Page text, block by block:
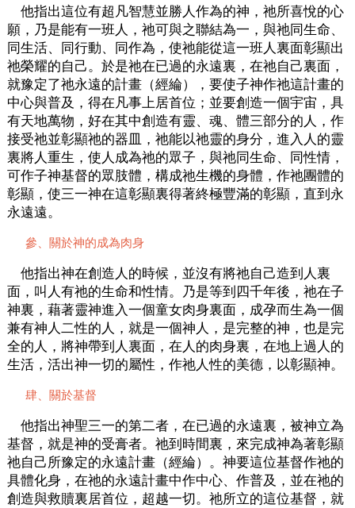
他指出這位有超凡智慧並勝人作為的神，祂所喜悅的心
願，乃是能有一班人，祂可與之聯結為一，與祂同生命、
同生活、同行動、同作為，使祂能從這一班人裏面彰顯出
祂榮耀的自己。於是祂在已過的永遠裏，在祂自己裏面，
就豫定了祂永遠的計畫（經綸），要使子神作祂這計畫的
中心與普及，得在凡事上居首位；並要創造一個宇宙，具
有天地萬物，好在其中創造有靈、魂、體三部分的人，作
接受祂並彰顯祂的器皿，祂能以祂靈的身分，進入人的靈
裏將人重生，使人成為祂的眾子，與祂同生命、同性情，
可作子神基督的眾肢體，構成祂生機的身體，作祂團體的
彰顯，使三一神在這彰顯裏得著終極豐滿的彰顯，直到永
永遠遠。
參、關於神的成為肉身
他指出神在創造人的時候，並沒有將祂自己造到人裏
面，叫人有祂的生命和性情。乃是等到四千年後，祂在子
神裏，藉著靈神進入一個童女肉身裏面，成孕而生為一個
兼有神人二性的人，就是一個神人，是完整的神，也是完
全的人，將神帶到人裏面，在人的肉身裏，在地上過人的
生活，活出神一切的屬性，作祂人性的美德，以彰顯神。
肆、關於基督
他指出神聖三一的第二者，在已過的永遠裏，被神立為
基督，就是神的受膏者。祂到時間裏，來完成神為著彰顯
祂自己所豫定的永遠計畫（經綸）。神要這位基督作祂的
具體化身，在祂的永遠計畫中作中心、作普及，並在祂的
創造與救贖裏居首位，超越一切。祂所立的這位基督，就